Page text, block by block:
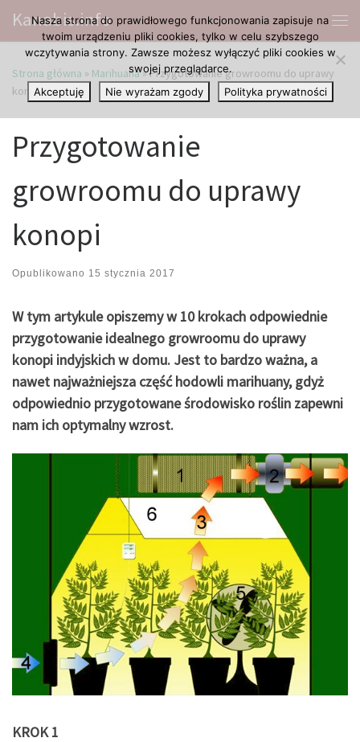
Przejdź do treści
Kanabis.info
Strona główna » Marihuana »Przygotowanie growroomu do uprawy
konopi
Przygotowanie
growroomu do uprawy
konopi
Opublikowano 15 stycznia 2017
W tym artykule opiszemy w 10 krokach odpowiednie
przygotowanie idealnego growroomu do uprawy
konopi indyjskich w domu. Jest to bardzo ważna, a
nawet najważniejsza część hodowli marihuany, gdyż
odpowiednio przygotowane środowisko roślin zapewni
nam ich optymalny wzrost.
KROK 1
Nasza strona do prawidłowego funkcjonowania zapisuje na
twoim urządzeniu pliki cookies, tylko w celu szybszego
wczytywania strony. Zawsze możesz wyłączyć pliki cookies w
swojej przeglądarce.
Akceptuję
Nie wyrażam zgody Polityka prywatności